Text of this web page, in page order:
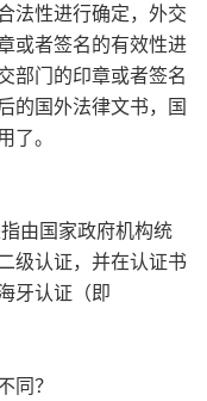
法性进行确定，外交
或者签名的有效性进
部门的印章或者签名
的国外法律文书，国
。
由国家政府机构统
级认证，并在认证书
牙认证（即
同？